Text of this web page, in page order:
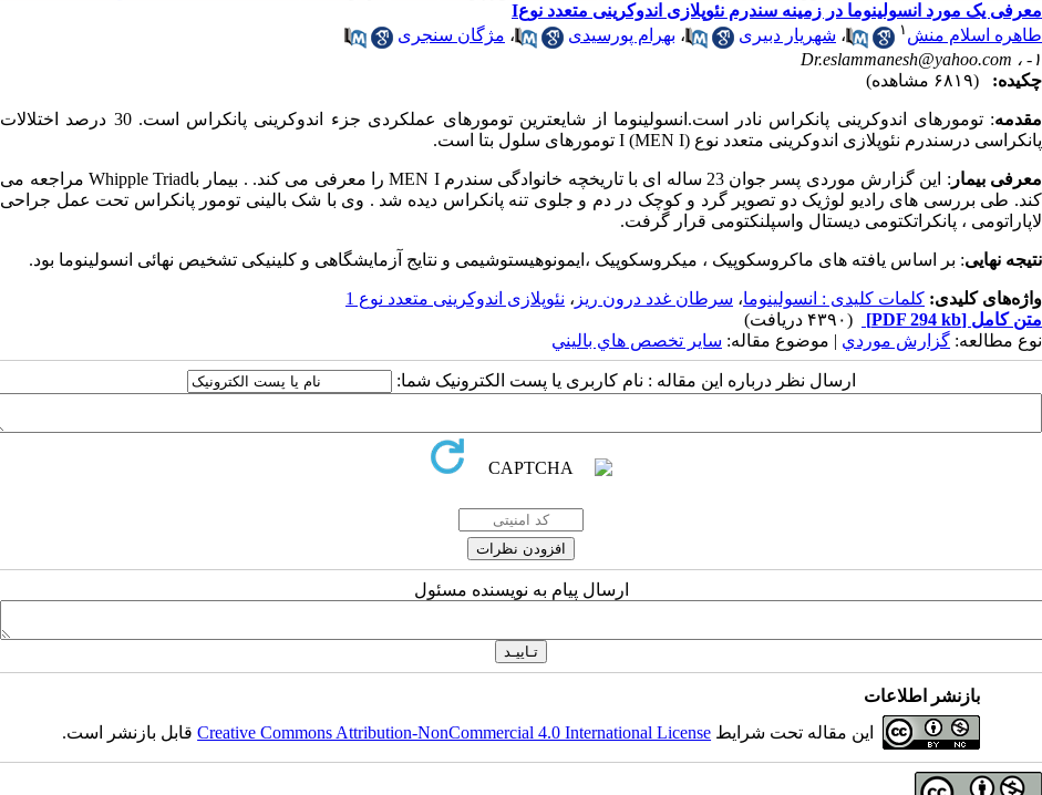
معرفی یک مورد انسولینوما در زمینه سندرم نئوپلازی اندوکرینی متعدد نوعI
طاهره اسلام منش ۱ ، شهریار دبیری ، بهرام پورسیدی ، مژگان سنجری
۱- ،
Dr.eslammanesh@yahoo.com
چکیده:
(۶۸۱۹ مشاهده)
مقدمه
: تومورهای اندوکرینی پانکراس نادر است.انسولینوما از شایعترین تومورهای عملکردی جزء اندوکرینی پانکراس است. 30 درصد اختلالات
پانکراسی درسندرم نئوپلازی اندوکرینی متعدد نوع I (MEN I) تومورهای سلول بتا است.
معرفی بیمار
: این گزارش موردی پسر جوان 23 ساله ای با تاریخچه خانوادگی سندرم MEN I را معرفی می کند. . بیمار باWhipple Triad مراجعه می
کند. طی بررسی های رادیو لوژیک دو تصویر گرد و کوچک در دم و جلوی تنه پانکراس دیده شد . وی با شک بالینی تومور پانکراس تحت عمل جراحی
لاپاراتومی ، پانکراتکتومی دیستال واسپلنکتومی قرار گرفت.
نتیجه نهایی: بر اساس یافته های ماکروسکوپیک ، میکروسکوپیک ،ایمونوهیستوشیمی و نتایج آزمایشگاهی و کلینیکی تشخیص نهائی انسولینوما بود.
واژه‌های کلیدی: کلمات کلیدی : انسولینوما، سرطان غدد درون ریز ، نئوپلازی اندوکرینی متعدد نوع 1
متن کامل [PDF 294 kb]
(۴۳۹۰ دریافت)
نوع مطالعه: گزارش موردي | موضوع مقاله: سایر تخصص هاي باليني
ارسال نظر درباره این مقاله : نام کاربری یا پست الکترونیک شما:
ارسال پیام به نویسنده مسئول
بازنشر اطلاعات
این مقاله تحت شرایط Creative Commons Attribution-NonCommercial 4.0 International Licenseقابل بازنشر است.